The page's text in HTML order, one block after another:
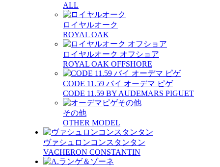
ALL
ロイヤルオーク
ROYAL OAK
ロイヤルオーク オフショア
ROYAL OAK OFFSHORE
CODE 11.59 バイ オーデマ ピゲ
CODE 11.59 BY AUDEMARS PIGUET
その他
OTHER MODEL
ヴァシュロンコンスタンタン
VACHERON CONSTANTIN